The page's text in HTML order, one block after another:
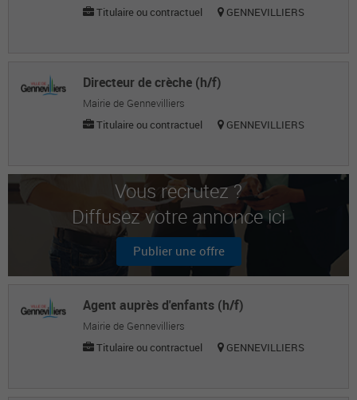
Dga directrice générale adjointe
Xavier C.
Dga directeur général adjoint
Dga directeur général adjoint
Benoit M.
Dga directeur général adjoint
Vincent G.
Dga directeur général adjoint
Titulaire ou contractuel
GENNEVILLIERS
Directeur de crèche (h/f)
Mairie de Gennevilliers
Titulaire ou contractuel
GENNEVILLIERS
Vous recrutez ?
Diffusez votre annonce ici
Publier une offre
Agent auprès d'enfants (h/f)
Mairie de Gennevilliers
Titulaire ou contractuel
GENNEVILLIERS